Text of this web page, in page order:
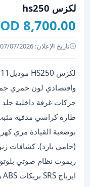
لكزس hs250
8,700.00 JOD
تاريخ الإعلان: 07/07/2026
حركات غرفة داخلية
طاره كراسي مدفية
بوضعية القيادة مري
(حامي بارد). كشافات